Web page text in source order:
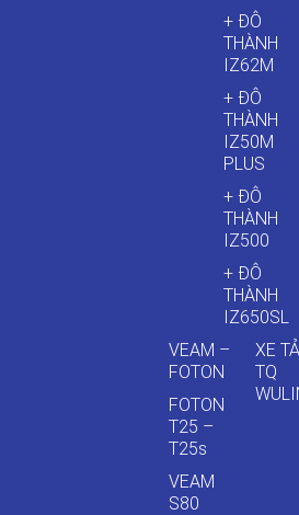
+ ĐÔ
THÀNH
IZ62M
+ ĐÔ
THÀNH
IZ50M
PLUS
+ ĐÔ
THÀNH
IZ500
+ ĐÔ
THÀNH
IZ650SL
VEAM –
FOTON
FOTON
T25 –
T25s
VEAM
S80
XE
TQ